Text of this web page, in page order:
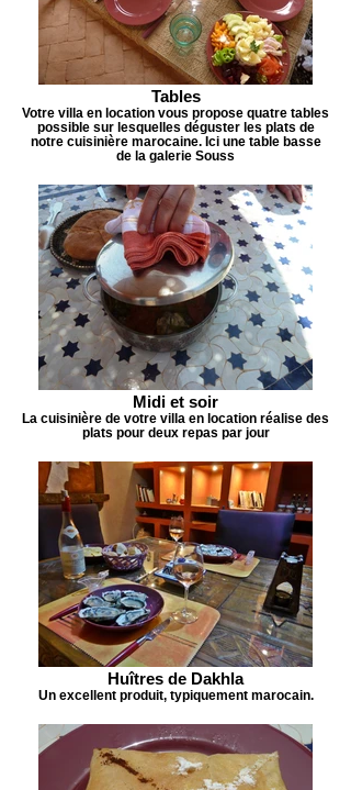
Tables
Votre villa en location vous propose quatre tables
possible sur lesquelles déguster les plats de
notre cuisinière marocaine. Ici une table basse
de la galerie Souss
Midi et soir
La cuisinière de votre villa en location réalise des
plats pour deux repas par jour
Huîtres de Dakhla
Un excellent produit, typiquement marocain.